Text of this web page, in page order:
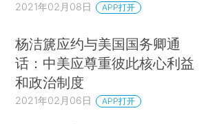
2021年02月08日 APP打开
杨洁篪应约与美国国务卿通
话：中美应尊重彼此核心利益
和政治制度
2021年02月06日 APP打开